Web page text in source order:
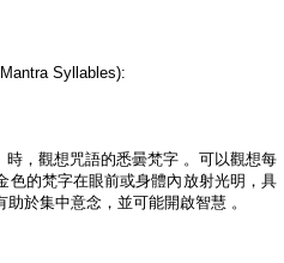
Syllables):
，觀想咒語的悉曇梵字 。可以觀想每
色的梵字在眼前或身體內放射光明，具
助於集中意念，並可能開啟智慧 。